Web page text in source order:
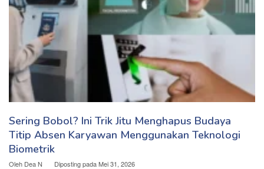
Sering Bobol? Ini Trik Jitu Menghapus Budaya
Titip Absen Karyawan Menggunakan Teknologi
Biometrik
Oleh Dea N Diposting padaMei 31, 2026